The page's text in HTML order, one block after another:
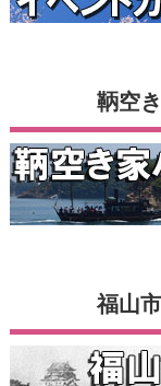
鞆空
福山